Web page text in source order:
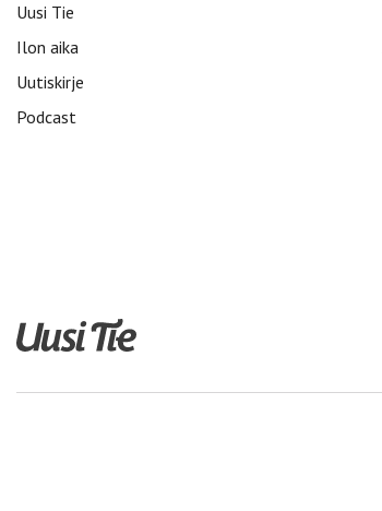
Uusi Tie
Ilon aika
Uutiskirje
Podcast